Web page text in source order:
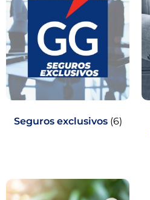
Seguros exclusivos (6)